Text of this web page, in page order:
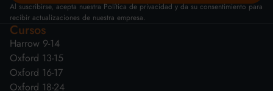
Al suscribirse, acepta nuestra Política de privacidad y da su consentimiento para
recibir actualizaciones de nuestra empresa.
Cursos
Harrow 9-14
Oxford 13-15
Oxford 16-17
Oxford 18-24